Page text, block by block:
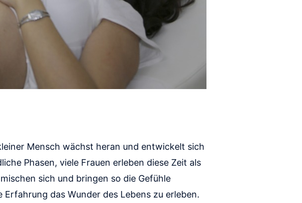
Mensch wächst heran und entwickelt sich
Phasen, viele Frauen erleben diese Zeit als
sich und bringen so die Gefühle
das Wunder des Lebens zu erleben.